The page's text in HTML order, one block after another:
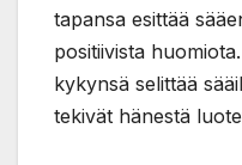
tapansa esittää
positiivista
kykynsä selittää
tekivät hänestä